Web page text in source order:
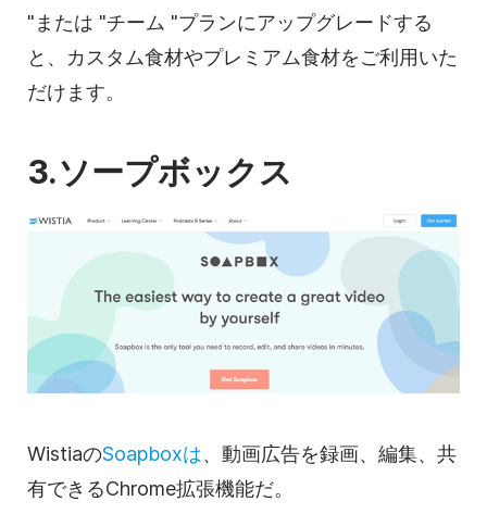
"または "チーム "プランにアップグレードする
と、カスタム食材やプレミアム食材をご利用いた
だけます。
3.ソープボックス
WistiaのSoapboxは、 動画広告を録画、編集、共
有できるChrome拡張機能だ。